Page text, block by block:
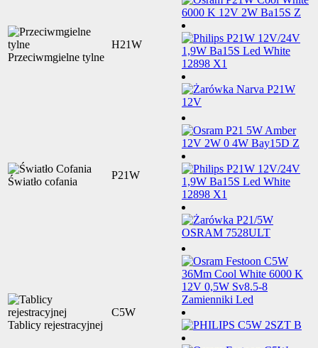
Przeciwmgielne tylne
H21W
Światło cofania
P21W
Tablicy rejestracyjnej
C5W